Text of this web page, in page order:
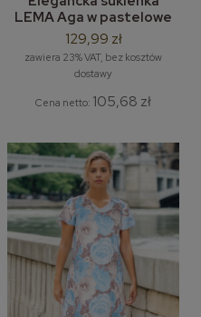
LEMA Aga w pastelowe
kwiaty-piwonie M-3XL
129,99 zł
zawiera 23% VAT, bez kosztów
dostawy
Cena netto: 105,68 zł